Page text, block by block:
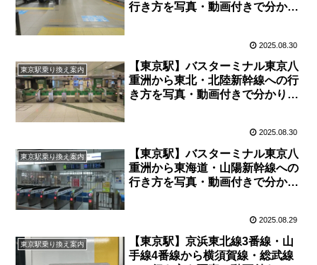
行き方を写真・動画付きで分かり
2025.08.30
東京駅乗り換え案内
【東京駅】バスターミナル東京八
重洲から東北・北陸新幹線への行
き方を写真・動画付きで分かりや
2025.08.30
東京駅乗り換え案内
【東京駅】バスターミナル東京八
重洲から東海道・山陽新幹線への
行き方を写真・動画付きで分かり
2025.08.29
東京駅乗り換え案内
【東京駅】京浜東北線3番線・山
手線4番線から横須賀線・総武線